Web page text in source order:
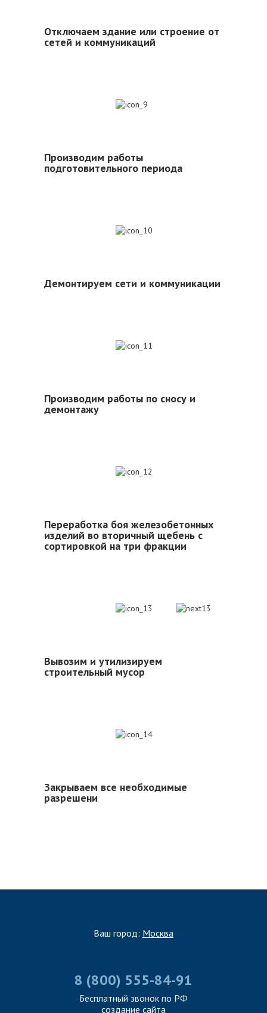
Отключаем здание или строение от
сетей и коммуникаций
Производим работы
подготовительного периода
Демонтируем сети и коммуникации
Производим работы по сносу и
демонтажу
Переработка боя железобетонных
изделий во вторичный щебень с
сортировкой на три фракции
Вывозим и утилизируем
строительный мусор
Закрываем все необходимые
разрешени
Ваш город: Москва
8 (800) 555-84-91
Бесплатный звонок по РФ
создание сайта